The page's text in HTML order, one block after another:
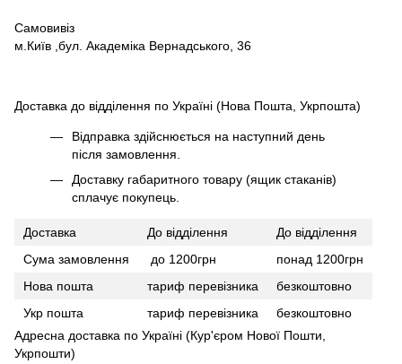
Самовивіз
м.Київ ,бул. Академіка Вернадського, 36
Доставка до відділення по Україні (Нова Пошта, Укрпошта)
Відправка здійснюється на наступний день
після замовлення.
Доставку габаритного товару (ящик стаканів)
сплачує покупець.
Доставка До відділення
До відділення
Сума замовлення
до 1200грн
понад 1200грн
Нова пошта
тариф перевізника
безкоштовно
Укр пошта
тариф перевізника
безкоштовно
Адресна доставка по Україні (Кур'єром Нової Пошти,
Укрпошти)